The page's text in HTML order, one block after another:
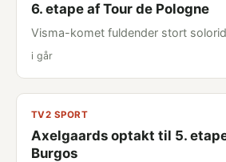
6. etape af Tour de Pologne
Visma-komet fuldender stort
i går
TV2 SPORT
Axelgaards optakt til 5.
Burgos